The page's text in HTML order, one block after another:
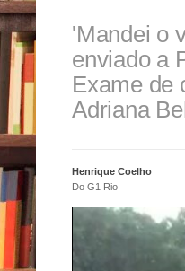
'Mandei o
enviado a
Exame de
Adriana
Henrique Coelho
Do G1 Rio